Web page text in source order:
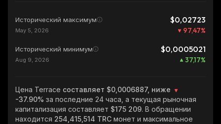
Исторический максимум $0,02723
May 5, 2026 97,47%
Исторический минимум $0,0005021
Aug 9, 2026 37,17%
Цена Terrace составляет $0,0006887, ниже
-37.90% за последние 24 часа, а текущая рыночная
капитализация составляет $175 209. В обращении
находится 254,415,514 TRC монет и максимальное